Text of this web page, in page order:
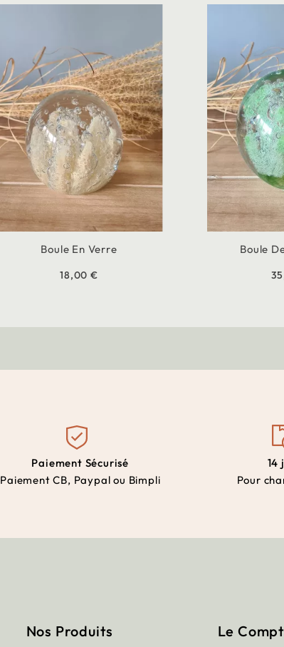
Boule En Verre
18,00 €
Boule
Paiement Sécurisé
Paiement CB, Paypal ou Bimpli
14
Pour
Nos Produits Le